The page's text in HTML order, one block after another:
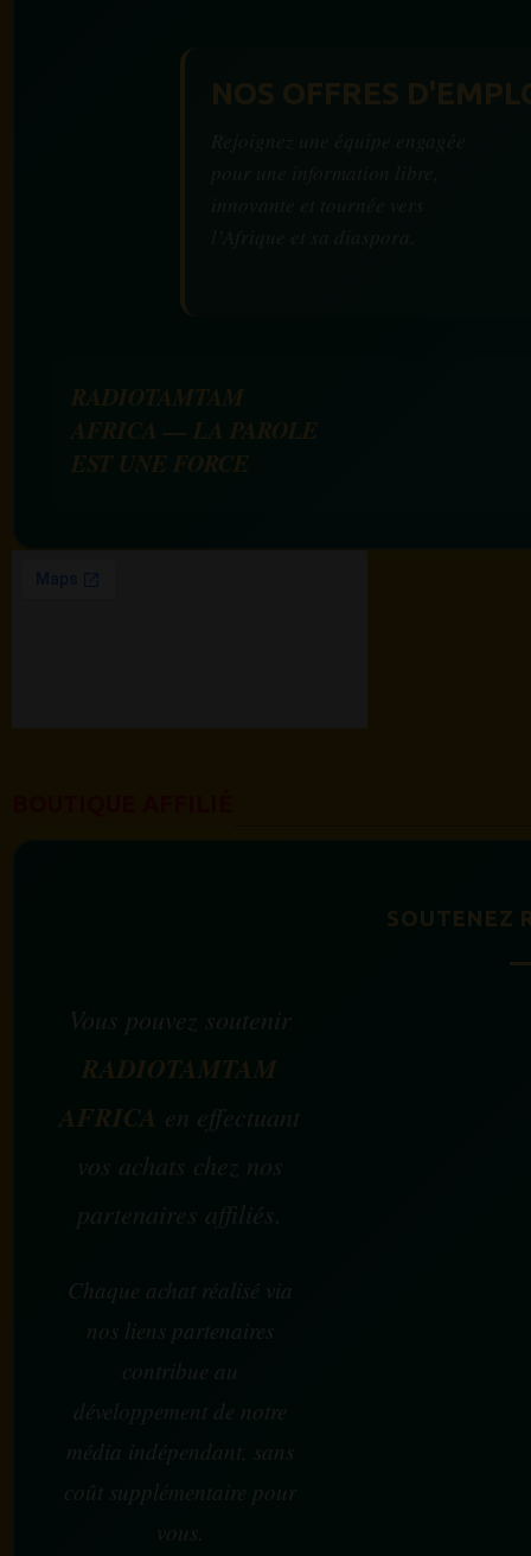
SOUTENEZ
Vous pouvez soutenir
RADIOTAMTAM
AFRICA en effectuant
vos achats chez nos
partenaires affiliés.
Chaque achat réalisé via
nos liens partenaires
contribue au
développement de notre
média indépendant, sans
coût supplémentaire pour
vous.